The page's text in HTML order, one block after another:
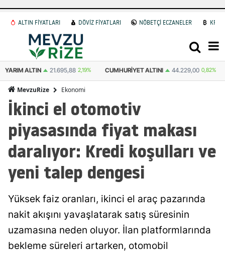
ALTIN FİYATLARI DÖVİZ FİYATLARI NÖBETÇİ ECZANELER
YARIM ALTIN 21.695,88 2,19% CUMHURIYET ALTINI 44.229,00 0,82%
MevzuRize Ekonomi
İkinci el otomotiv
piyasasında fiyat makası
daralıyor: Kredi koşulları ve
yeni talep dengesi
Yüksek faiz oranları, ikinci el araç pazarında
nakit akışını yavaşlatarak satış süresinin
uzamasına neden oluyor. İlan platformlarında
bekleme süreleri artarken, otomobil